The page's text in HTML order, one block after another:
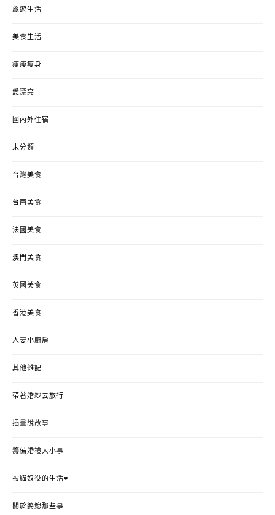
旅遊生活
美食生活
瘦瘦瘦身
愛漂亮
國內外住宿
未分類
台灣美食
台南美食
法國美食
澳門美食
英國美食
香港美食
人妻小廚房
其他雜記
帶著婚紗去旅行
插畫說故事
籌備婚禮大小事
被貓奴役的生活♥
關於婆媳那些事